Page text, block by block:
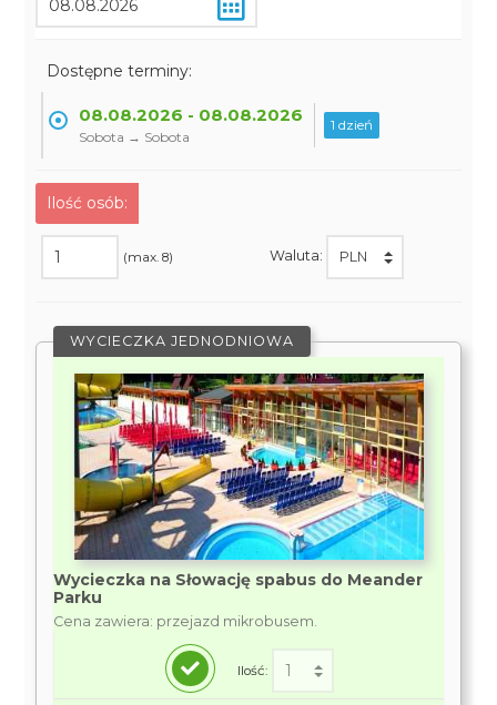
Dostępne terminy:
08.08.2026 - 08.08.2026
Sobota → Sobota
1 dzień
Ilość osób:
(max. 8) Waluta:
WYCIECZKA JEDNODNIOWA
Wycieczka na Słowację spabus do Meander
Parku
Cena zawiera: przejazd mikrobusem.
Ilość: